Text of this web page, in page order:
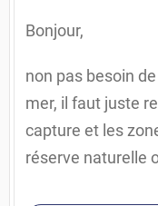
Bonjour,
non pas besoin
mer, il faut juste
capture et les
réserve naturelle